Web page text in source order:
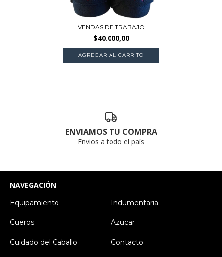
VENDAS DE TRABAJO
$40.000,00
ENVIAMOS TU COMPRA
Envios a todo el país
NAVEGACIÓN
Equipamiento Indumentaria
Cueros Azucar
Cuidado del Caballo Contacto